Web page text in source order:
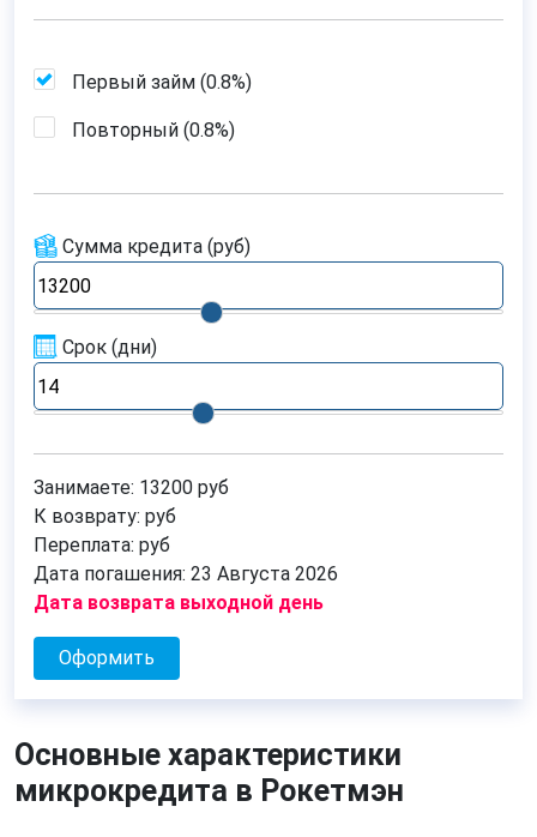
Первый займ (0.8%)
Повторный (0.8%)
Сумма кредита (руб)
Срок (дни)
Занимаете: 13200 руб
К возврату: руб
Переплата: руб
Дата погашения: 23 Августа 2026
Дата возврата выходной день
Оформить
Основные характеристики
микрокредита в Рокетмэн